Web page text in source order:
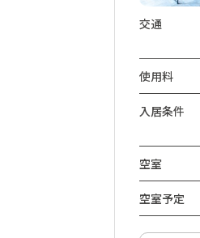
交通
使用料
入居条件
空室
空室予定